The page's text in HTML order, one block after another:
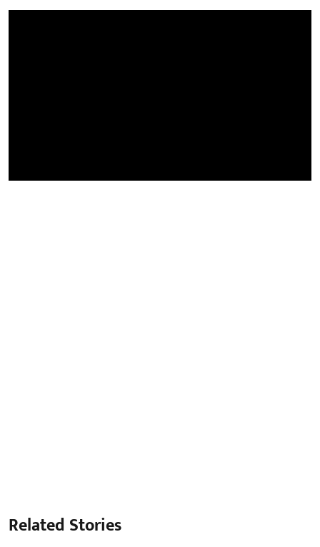
Related Stories